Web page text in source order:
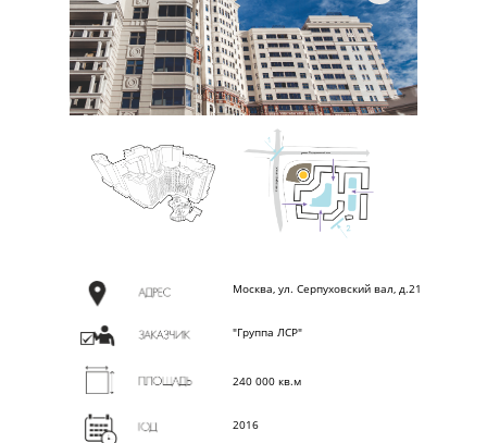
Москва, ул. Серпуховский вал, д.21
"Группа ЛСР"
240 000 кв.м
2016